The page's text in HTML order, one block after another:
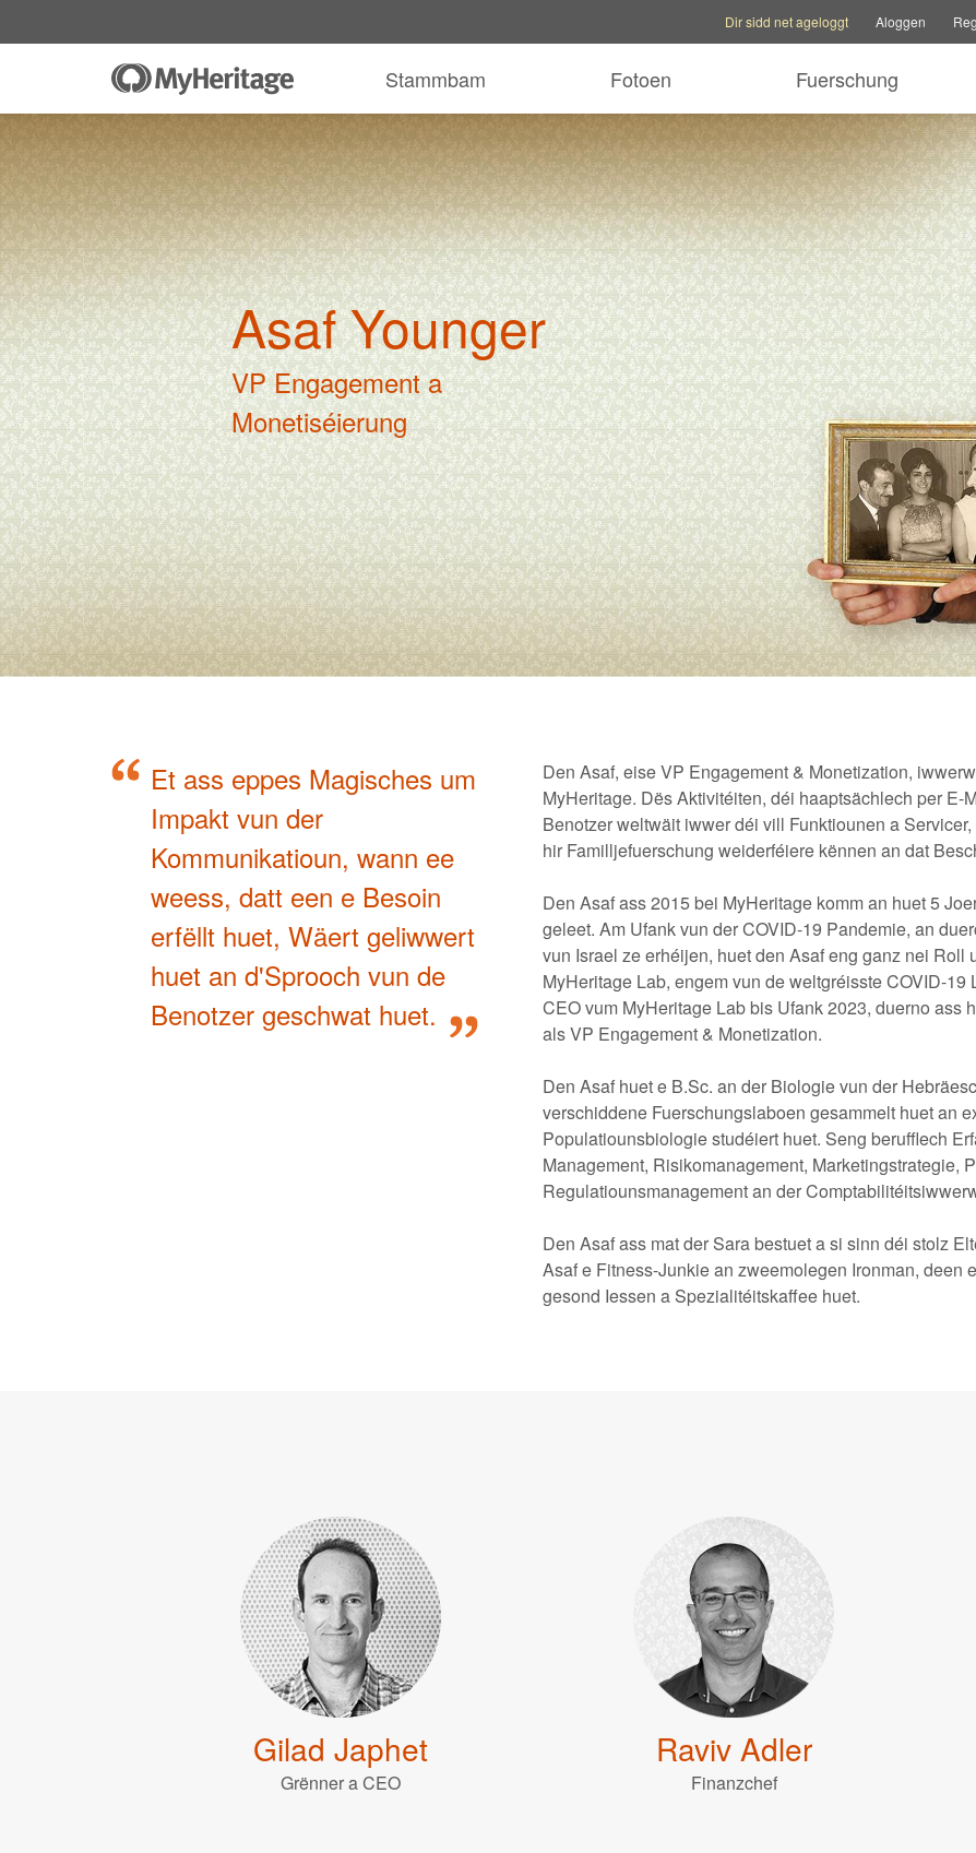
Dir sidd net ageloggt Aloggen
Stammbam Fotoen Fuerschung
Asaf Younger
VP Engagement a
Monetiséierung
Et ass eppes Magisches um
Impakt vun der
Kommunikatioun, wann ee
weess, datt een e Besoin
erfëllt huet, Wäert geliwwert
huet an d'Sprooch vun de
Benotzer geschwat huet.
Den Asaf, eise VP Engagement & Monetization,
MyHeritage. Dës Aktivitéiten, déi haaptsächlech per
Benotzer weltwäit iwwer déi vill Funktiounen a
hir Familljefuerschung weiderféiere kënnen an dat
Den Asaf ass 2015 bei MyHeritage komm an huet 5
geleet. Am Ufank vun der COVID-19 Pandemie, an
vun Israel ze erhéijen, huet den Asaf eng ganz nei
MyHeritage Lab, engem vun de weltgréisste COVID-
CEO vum MyHeritage Lab bis Ufank 2023, duerno ass
als VP Engagement & Monetization.
Den Asaf huet e B.Sc. an der Biologie vun der
verschiddene Fuerschungslaboen gesammelt huet an
Populatiounsbiologie studéiert huet. Seng berufflech
Management, Risikomanagement, Marketingstrategie,
Regulatiounsmanagement an der
Den Asaf ass mat der Sara bestuet a si sinn déi stolz
Asaf e Fitness-Junkie an zweemolegen Ironman, deen
gesond Iessen a Spezialitéitskaffee huet.
Gilad Japhet
Grënner a CEO
Raviv Adler
Finanzchef